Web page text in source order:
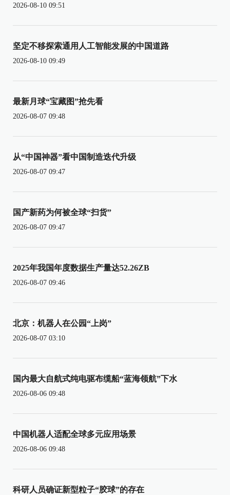
2026-08-10 09:51
坚定不移探索通用人工智能发展的中国道路
2026-08-10 09:49
最新月球“宝藏图”抢先看
2026-08-07 09:48
从“中国神器”看中国制造迭代升级
2026-08-07 09:47
国产新药为何被全球“扫货”
2026-08-07 09:47
2025年我国年度数据生产量达52.26ZB
2026-08-07 09:46
北京：机器人在公园“上岗”
2026-08-07 03:10
国内最大自航式纯电驱布缆船“蓝海领航”下水
2026-08-06 09:48
中国机器人适配全球多元应用场景
2026-08-06 09:48
科研人员确证新型粒子“胶球”的存在